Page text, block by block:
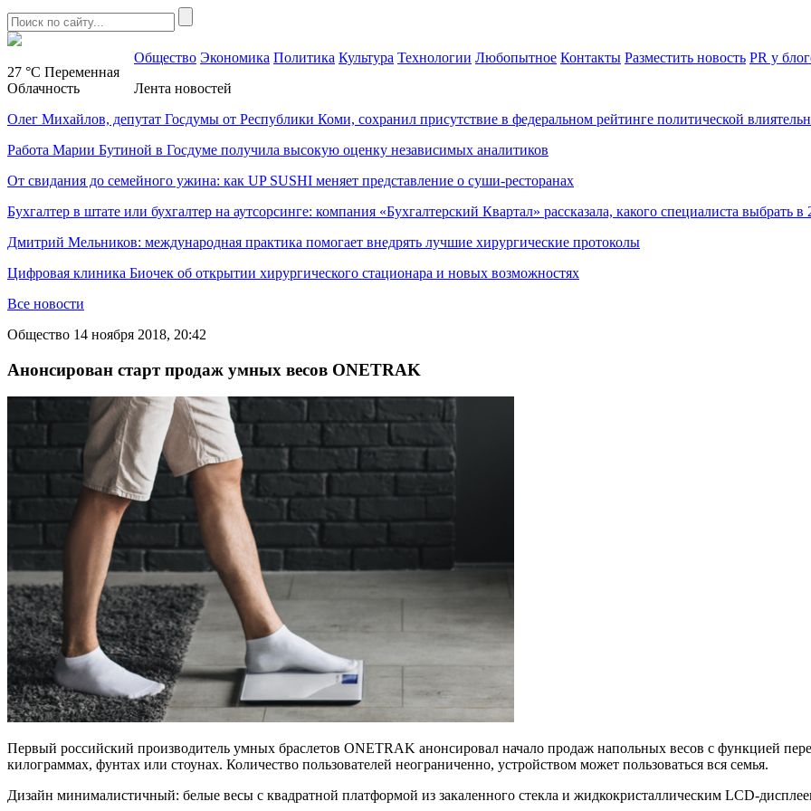
27 °C Переменная
Облачность
Общество Экономика Политика Культура Технологии Любопытное Контакты Разместить новость PR у
Лента новостей
Олег Михайлов, депутат Госдумы от Республики Коми, сохранил присутствие в федеральном рейтинге политической
Работа Марии Бутиной в Госдуме получила высокую оценку независимых аналитиков
От свидания до семейного ужина: как UP SUSHI меняет представление о суши-ресторанах
Бухгалтер в штате или бухгалтер на аутсорсинге: компания «Бухгалтерский Квартал» рассказала, какого специалиста выбрать в
Дмитрий Мельников: международная практика помогает внедрять лучшие хирургические протоколы
Цифровая клиника Биочек об открытии хирургического стационара и новых возможностях
Все новости
Общество 14 ноября 2018, 20:42
Анонсирован старт продаж умных весов ONETRAK
Первый российский производитель умных браслетов ONETRAK анонсировал начало продаж напольных весов с функцией
килограммах, фунтах или стоунах. Количество пользователей неограниченно, устройством может пользоваться вся семья.
Дизайн минималистичный: белые весы с квадратной платформой из закаленного стекла и жидкокристаллическим LCD-